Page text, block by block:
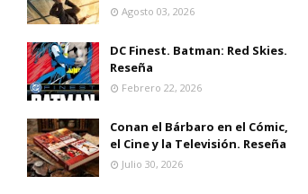
Agosto 03, 2026
DC Finest. Batman: Red Skies.
Reseña
Febrero 22, 2026
Conan el Bárbaro en el Cómic,
el Cine y la Televisión. Reseña
Julio 30, 2026